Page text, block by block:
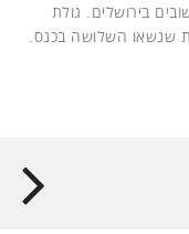
בירושלים. גולת
שנשאו השלושה בכנס.